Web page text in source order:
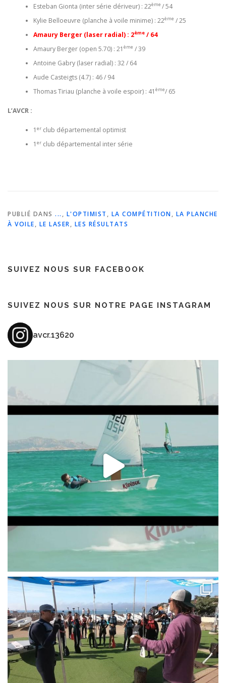
Esteban Gionta (inter série dériveur) : 22ème / 54
Kylie Belloeuvre (planche à voile minime) : 22ème / 25
Amaury Berger (laser radial) : 2ème/ 64
Amaury Berger (open 5.70) : 21 ème / 39
Antoine Gabry (laser radial) : 32 / 64
Aude Casteigts (4.7) : 46 / 94
Thomas Tiriau (planche à voile espoir) : 41 ème/ 65
L’AVCR :
1 erclub départemental optimist
1 erclub départemental inter série
PUBLIÉ DANS ... , L'OPTIMIST , LA COMPÉTITION, LA PLANCHE
À VOILE, LE LASER, LES RÉSULTATS
SUIVEZ NOUS SUR FACEBOOK
SUIVEZ NOUS SUR NOTRE PAGE INSTAGRAM
avcr.13620